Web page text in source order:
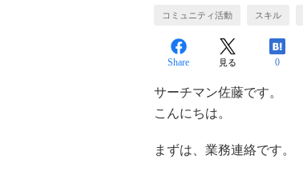
コミュニティ活動 スキル
Share 見る 0
サーチマン佐藤です。
こんにちは。
まずは、業務連絡です。